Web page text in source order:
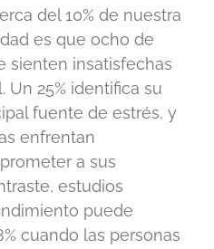
del 10% de nuestra
es que ocho de
sienten insatisfechas
25% identifica su
fuente de estrés, y
enfrentan
a sus
estudios
puede
cuando las personas